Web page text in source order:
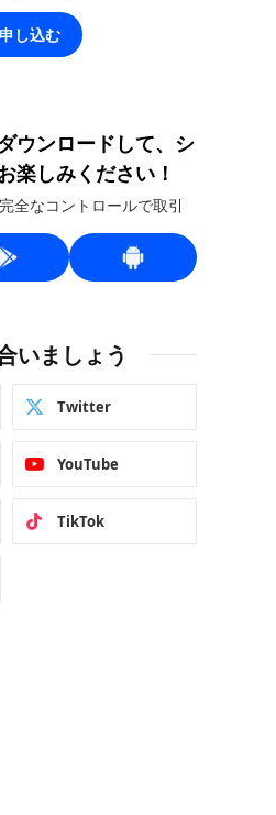
し込む
ウンロードして、シ
楽しみください！
全なコントロールで取引
いましょう
Twitter
YouTube
TikTok